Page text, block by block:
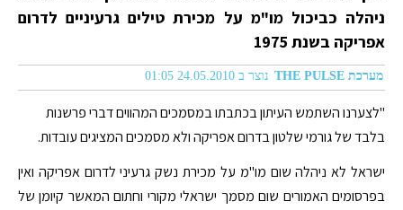
ניהלה כביכול מו"מ על מכירת טילים גרעיניים לדרום
אפריקה בשנת 1975
מערכת THE PULSE נוצר ב 24.05.2010 01:05
"לצערנו השתמש העיתון בכתבתו במסמכים המהווים דברי פרשנות
בלבד של גורמי שלטון בדרום אפריקה ולא מסמכים המציגים עובדות.
ישראל לא ניהלה שום מו"מ על מכירת נשק גרעיני לדרום אפריקה ואין
בפרסומים האמורים שום מסמך ישראלי מקורי וחתום המאשר קיומן של